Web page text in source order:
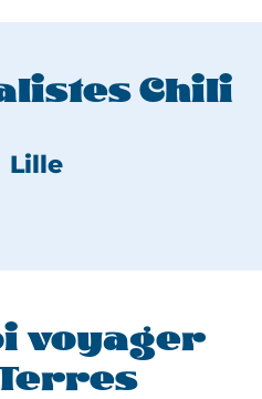
Chili
Lille
voyager